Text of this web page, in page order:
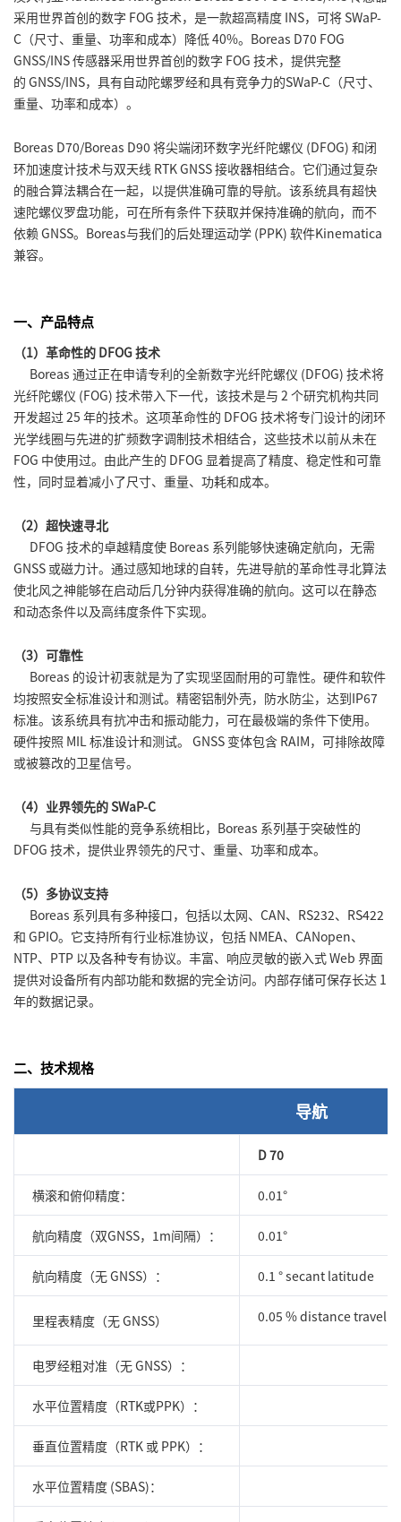
采用世界首创的数字 FOG 技术，是一款超高精度 INS，可将 SWaP-
C（尺寸、重量、功率和成本）降低 40%。Boreas D70 FOG
GNSS/INS 传感器采用世界首创的数字 FOG 技术，提供完整
的 GNSS/INS，具有自动陀螺罗经和具有竞争力的SWaP-C（尺寸、
重量、功率和成本）。
Boreas D70/Boreas D90 将尖端闭环数字光纤陀螺仪 (DFOG) 和闭
环加速度计技术与双天线 RTK GNSS 接收器相结合。它们通过复杂
的融合算法耦合在一起，以提供准确可靠的导航。该系统具有超快
速陀螺仪罗盘功能，可在所有条件下获取并保持准确的航向，而不
依赖 GNSS。Boreas与我们的后处理运动学 (PPK) 软件Kinematica
兼容。
一、产品特点
（1）革命性的 DFOG 技术
Boreas 通过正在申请专利的全新数字光纤陀螺仪 (DFOG) 技术将
光纤陀螺仪 (FOG) 技术带入下一代，该技术是与 2 个研究机构共同
开发超过 25 年的技术。这项革命性的 DFOG 技术将专门设计的闭环
光学线圈与先进的扩频数字调制技术相结合，这些技术以前从未在
FOG 中使用过。由此产生的 DFOG 显着提高了精度、稳定性和可靠
性，同时显着减小了尺寸、重量、功耗和成本。
（2）超快速寻北
DFOG 技术的卓越精度使 Boreas 系列能够快速确定航向，无需
GNSS 或磁力计。通过感知地球的自转，先进导航的革命性寻北算法
使北风之神能够在启动后几分钟内获得准确的航向。这可以在静态
和动态条件以及高纬度条件下实现。
（3）可靠性
Boreas 的设计初衷就是为了实现坚固耐用的可靠性。硬件和软件
均按照安全标准设计和测试。精密铝制外壳，防水防尘，达到IP67
标准。该系统具有抗冲击和振动能力，可在最极端的条件下使用。
硬件按照 MIL 标准设计和测试。 GNSS 变体包含 RAIM，可排除故障
或被篡改的卫星信号。
（4）业界领先的 SWaP-C
与具有类似性能的竞争系统相比，Boreas 系列基于突破性的
DFOG 技术，提供业界领先的尺寸、重量、功率和成本。
（5）多协议支持
Boreas 系列具有多种接口，包括以太网、CAN、RS232、RS422
和 GPIO。它支持所有行业标准协议，包括 NMEA、CANopen、
NTP、PTP 以及各种专有协议。丰富、响应灵敏的嵌入式 Web 界面
提供对设备所有内部功能和数据的完全访问。内部存储可保存长达 1
年的数据记录。
二、技术规格
导航
D 70
横滚和俯仰精度： 0.01°
航向精度（双GNSS，1m间隔）： 0.01°
航向精度（无 GNSS）： 0.1 ° secant latitude
里程表精度（无 GNSS） 0.05 % distance
电罗经粗对准（无 GNSS）：
水平位置精度（RTK或PPK）：
垂直位置精度（RTK 或 PPK）：
水平位置精度 (SBAS)：